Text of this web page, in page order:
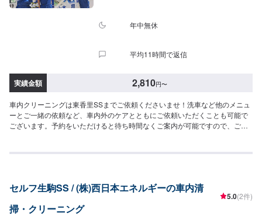
年中無休
平均11時間で返信
実績金額 2,810円〜
車内クリーニングは東香里SSまでご依頼くださいませ！洗車など他のメニュ
ーとご一緒の依頼など、車内外のケアとともにご依頼いただくことも可能で
ございます。予約をいただけると待ち時間なくご案内が可能ですので、ご予
セルフ生駒SS / (株)西日本エネルギーの車内清
掃・クリーニング
5.0(2件)